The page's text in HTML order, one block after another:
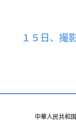
１５日、撮
中華人民共和